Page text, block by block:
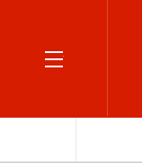
OFF CANVAS